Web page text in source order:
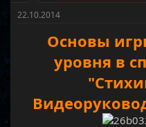
ы
22.10.2014
Основы
уровня в